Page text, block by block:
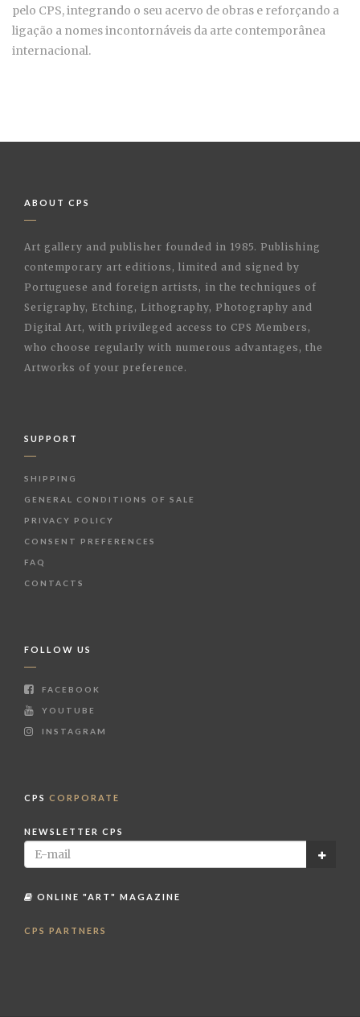
pelo CPS, integrando o seu acervo de obras e reforçando a
ligação a nomes incontornáveis da arte contemporânea
internacional.
ABOUT CPS
Art gallery and publisher founded in 1985. Publishing
contemporary art editions, limited and signed by
Portuguese and foreign artists, in the techniques of
Serigraphy, Etching, Lithography, Photography and
Digital Art, with privileged access to CPS Members,
who choose regularly with numerous advantages, the
Artworks of your preference.
SUPPORT
SHIPPING
GENERAL CONDITIONS OF SALE
PRIVACY POLICY
CONSENT PREFERENCES
FAQ
CONTACTS
FOLLOW US
FACEBOOK
YOUTUBE
INSTAGRAM
CPS CORPORATE
NEWSLETTER CPS
ONLINE "ART" MAGAZINE
CPS PARTNERS